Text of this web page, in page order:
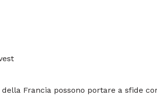
Francia possono portare a sfide